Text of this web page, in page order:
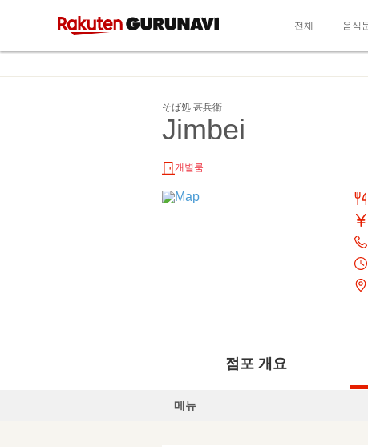
전체 음식
そば処 甚兵衛
Jimbei
개별룸
점포 개요
메뉴